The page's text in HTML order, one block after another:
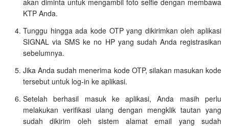
KTP Anda.
Tunggu hingga ada kode OTP yang dikirimkan oleh aplikasi
SIGNAL via SMS ke no HP yang sudah Anda registrasikan
sebelumnya.
Jika Anda sudah menerima kode OTP, silakan masukan kode
tersebut untuk log-in ke aplikasi.
Setelah berhasil masuk ke aplikasi, Anda masih perlu
melakukan verifikasi ulang dengan mengklik tautan yang
sudah dikirim oleh sistem alamat email yang sudah